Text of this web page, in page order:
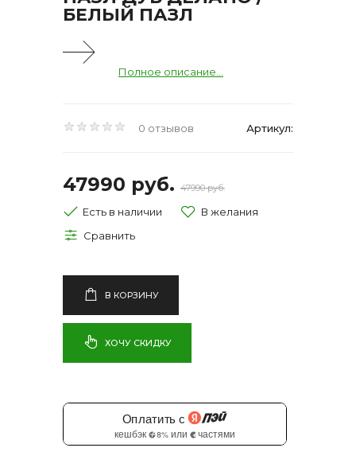
БЕЛЫЙ ПАЗЛ
Полное описание...
0 отзывов Артикул:
47990 руб. 47990 руб.
Есть в наличии
В КОРЗИНУ
ХОЧУ СКИДКУ